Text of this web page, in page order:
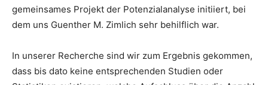
gemeinsames Projekt der Potenzialanalyse initiiert, bei
dem uns Guenther M. Zimlich sehr behilflich war.
In unserer Recherche sind wir zum Ergebnis gekommen,
dass bis dato keine entsprechenden Studien oder